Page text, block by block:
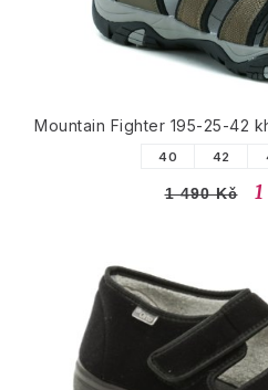
Mountain Fighter 195-25-42
40 42
1 490 Kč